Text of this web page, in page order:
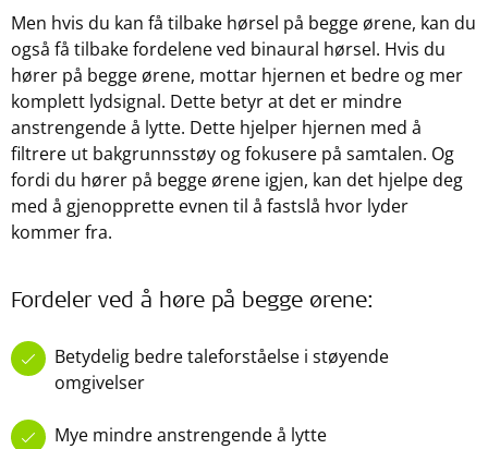
Men hvis du kan få tilbake hørsel på begge ørene, kan du
også få tilbake fordelene ved binaural hørsel. Hvis du
hører på begge ørene, mottar hjernen et bedre og mer
komplett lydsignal. Dette betyr at det er mindre
anstrengende å lytte. Dette hjelper hjernen med å
filtrere ut bakgrunnsstøy og fokusere på samtalen. Og
fordi du hører på begge ørene igjen, kan det hjelpe deg
med å gjenopprette evnen til å fastslå hvor lyder
kommer fra.
Fordeler ved å høre på begge ørene:
Betydelig bedre taleforståelse i støyende
omgivelser
Mye mindre anstrengende å lytte